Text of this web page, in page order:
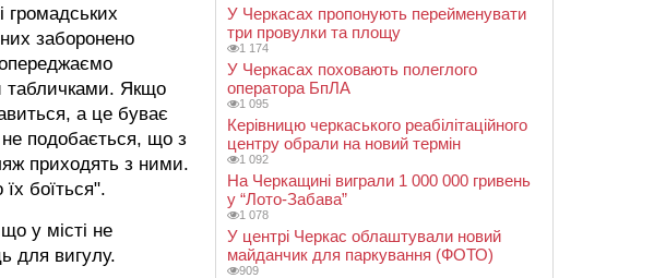
громадських
заборонено
табличками. Якщо
а це буває
подобається, що з
приходять з ними.
боїться".
у місті не
для вигулу.
У Черкасах пропонують перейменувати
три провулки та площу
1 174
У Черкасах поховають полеглого
оператора БпЛА
1 095
Керівницю черкаського реабілітаційного
центру обрали на новий термін
1 092
На Черкащині виграли 1 000 000 гривень
у “Лото-Забава”
1 078
У центрі Черкас облаштували новий
майданчик для паркування (ФОТО)
909